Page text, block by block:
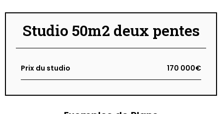
Studio 50m2 deux pentes
Prix du studio 170 000€